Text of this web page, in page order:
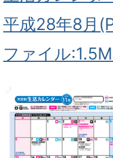
平成28年8月
ファイル